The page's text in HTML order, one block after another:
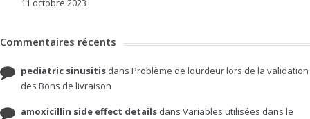
11 octobre 2023
Commentaires récents
pediatric sinusitis dans Problème de lourdeur lors de la validation
des Bons de livraison
amoxicillin side effect details dans Variables utilisées dans le